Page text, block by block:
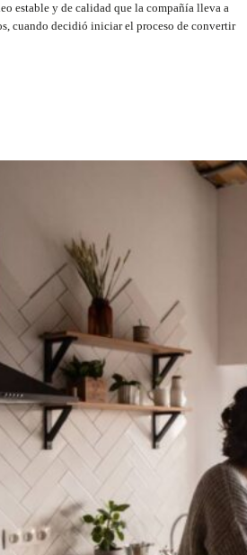
estable y de calidad que la compañía lleva a
cuando decidió iniciar el proceso de convertir